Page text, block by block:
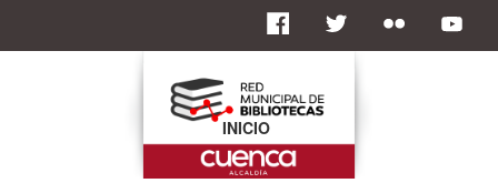
INICIO